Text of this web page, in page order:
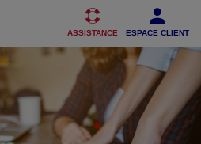
Accéder au Pied de page
ASSISTANCE ESPACE CLIENT